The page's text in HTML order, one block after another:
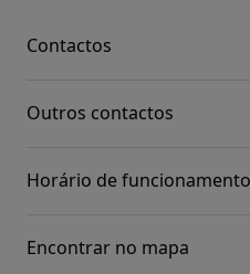
Contactos
Outros contactos
Horário de funcionamento
Encontrar no mapa